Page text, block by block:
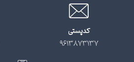
کدپستی
9613873137